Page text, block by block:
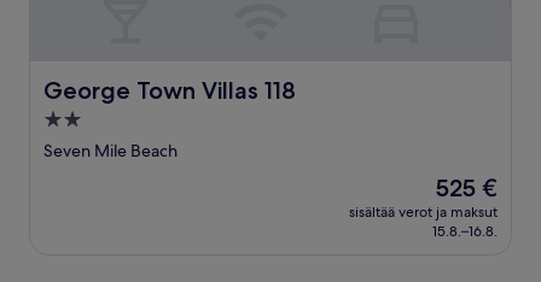
George Town Villas 118
George Town Villas 118
2.0
tähden
Seven Mile Beach
Hinta
on
525 €
525 €
sisältää verot ja maksut
15.8.–16.8.